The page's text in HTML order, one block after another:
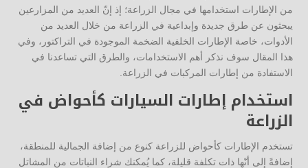
من الإطارات استخدامها في مجال الزراعة؛ إذ إنّ العديد من المزارعين
يبحثون عن طرق جديدة وإبداعية في الزراعة من خلال العديد من
الأدوات، خاصة الإطارات الخلفية الضخمة الموجودة في التراكتور، وفي
هذا المقال سوف نذكر أهم الاستخدامات، والطرق التي تساعدنا في
الاستفادة من إطارات المركبات في الزراعة.
استخدام إطارات السيارات كأحواض في
الزراعة
تستخدم الإطارات كأحواض للزراعة كنوع من إضافة الجمالية للمنطقة،
إضافةً إلى أنّها ذات تكلفة قليلة، كما يُمكنك شراء النباتات من المشاتل